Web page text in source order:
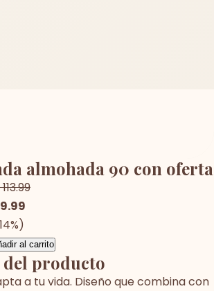
almohada 90 con oferta
al carrito
producto
a tu vida. Diseño que combina con